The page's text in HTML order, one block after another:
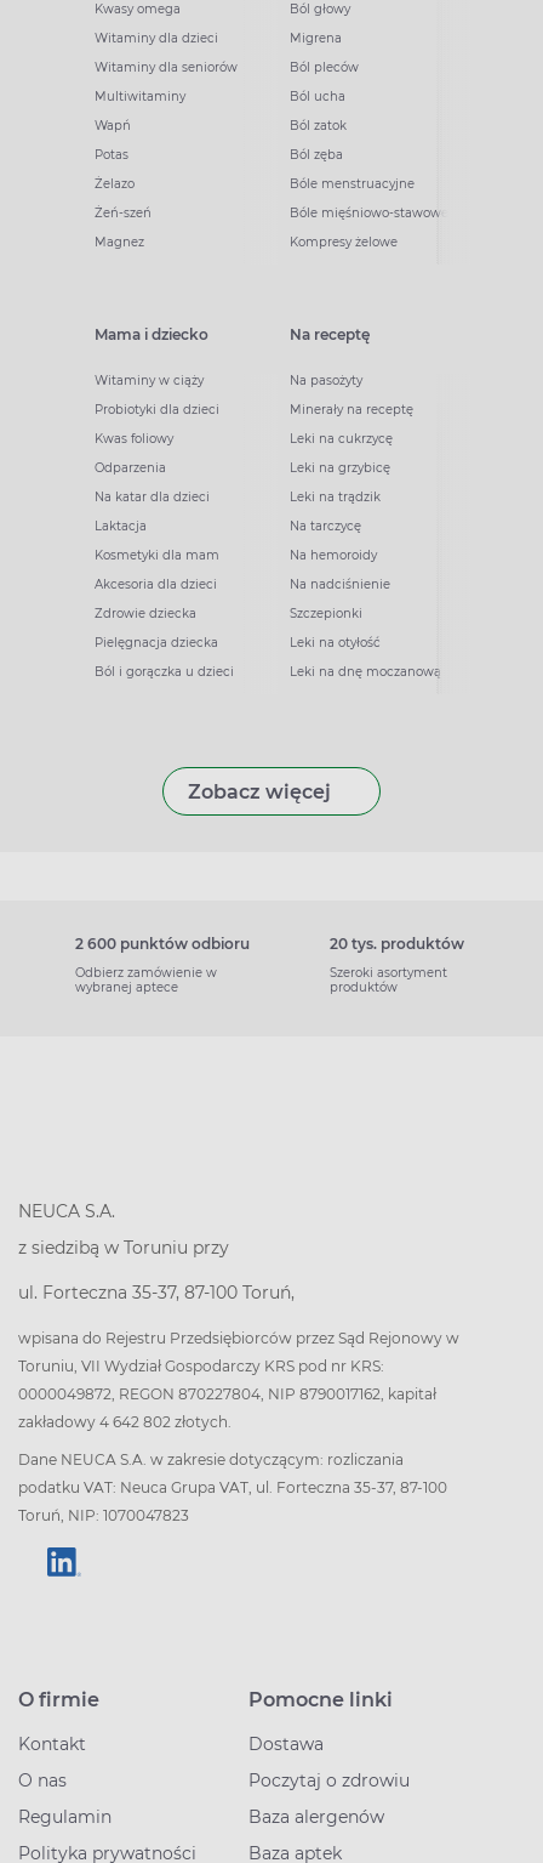
Kwasy omega
Witaminy dla dzieci
Witaminy dla seniorów
Multiwitaminy
Wapń
Potas
Żelazo
Żeń-szeń
Magnez
Ból głowy
Migrena
Ból pleców
Ból ucha
Ból zatok
Ból zęba
Bóle menstruacyjne
Bóle mięśniowo-stawowe
Kompresy żelowe
Mama i dziecko
Witaminy w ciąży
Probiotyki dla dzieci
Kwas foliowy
Odparzenia
Na katar dla dzieci
Laktacja
Kosmetyki dla mam
Akcesoria dla dzieci
Zdrowie dziecka
Pielęgnacja dziecka
Ból i gorączka u dzieci
Na receptę
Na pasożyty
Minerały na receptę
Leki na cukrzycę
Leki na grzybicę
Leki na trądzik
Na tarczycę
Na hemoroidy
Na nadciśnienie
Szczepionki
Leki na otyłość
Leki na dnę moczanową
Zobacz więcej
2 600 punktów odbioru
Odbierz zamówienie w
wybranej aptece
20 tys. produktów
Szeroki asortyment
produktów
NEUCA S.A.
z siedzibą w Toruniu przy
ul. Forteczna 35-37, 87-100 Toruń,
wpisana do Rejestru Przedsiębiorców przez Sąd Rejonowy w
Toruniu, VII Wydział Gospodarczy KRS pod nr KRS:
0000049872, REGON 870227804, NIP 8790017162, kapitał
zakładowy 4 642 802 złotych.
Dane NEUCA S.A. w zakresie dotyczącym: rozliczania
podatku VAT: Neuca Grupa VAT, ul. Forteczna 35-37, 87-100
Toruń, NIP: 1070047823
O firmie
Kontakt
O nas
Regulamin
Polityka prywatności
Pomocne linki
Dostawa
Poczytaj o zdrowiu
Baza alergenów
Baza aptek